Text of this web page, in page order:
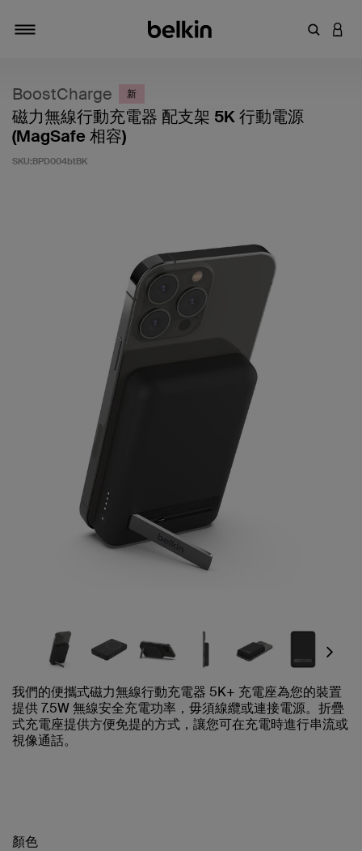
輸入關鍵
登入
BoostCharge 新
磁力無線行動充電器 配支架 5K 行動電源
(MagSafe 相容)
SKU:BPD004btBK
Next
我們的便攜式磁力無線行動充電器 5K+ 充電座為您的裝置
提供 7.5W 無線安全充電功率，毋須線纜或連接電源。折疊
式充電座提供方便免提的方式，讓您可在充電時進行串流或
視像通話。
顏色